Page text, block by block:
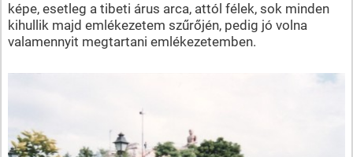
képe, esetleg a tibeti árus arca, attól félek, sok minden
kihullik majd emlékezetem szűrőjén, pedig jó volna
valamennyit megtartani emlékezetemben.